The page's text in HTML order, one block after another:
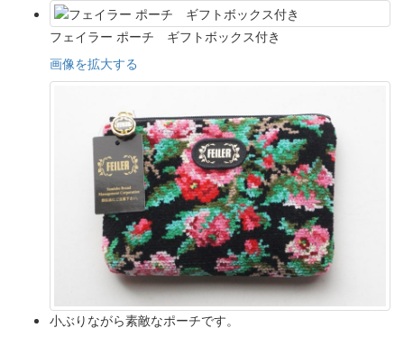
フェイラー ポーチ ギフトボックス付き
画像を拡大する
小ぶりながら素敵なポーチです。